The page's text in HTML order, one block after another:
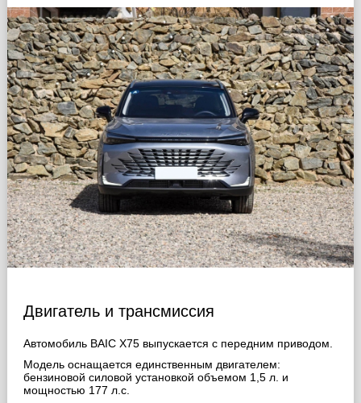
Двигатель и трансмиссия
Автомобиль BAIC X75 выпускается с передним приводом.
Модель оснащается единственным двигателем:
бензиновой силовой установкой объемом 1,5 л. и
мощностью 177 л.с.